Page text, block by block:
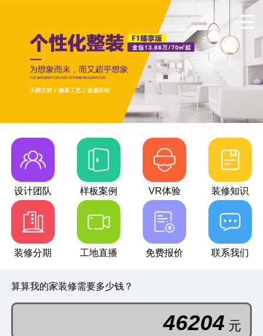
设计团队 样板案例 VR体验 装修知识
装修分期 工地直播 免费报价 联系我们
算算我的家装修需要多少钱？
46204 元